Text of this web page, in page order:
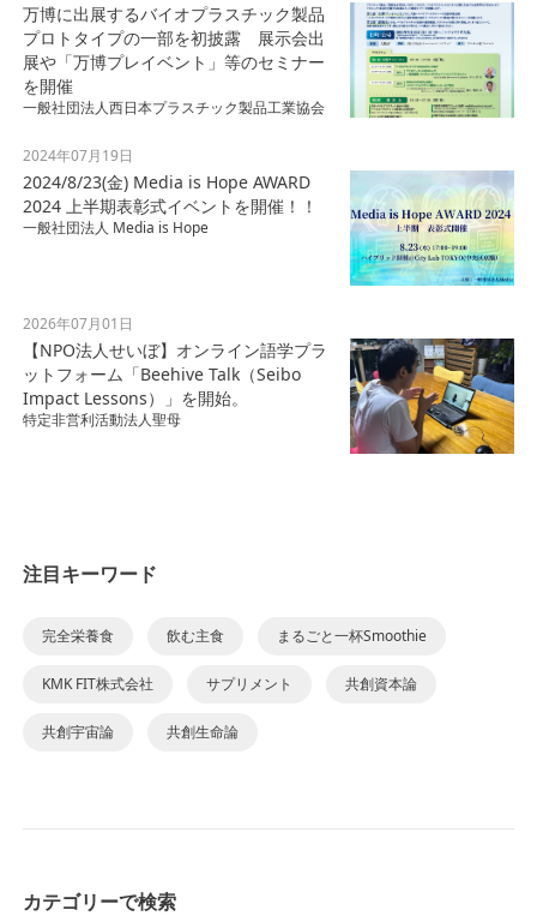
万博に出展するバイオプラスチック製品
プロトタイプの一部を初披露 展示会出
展や「万博プレイベント」等のセミナー
を開催
一般社団法人西日本プラスチック製品工業協会
2024年07月19日
2024/8/23(金) Media is Hope AWARD
2024 上半期表彰式イベントを開催！！
一般社団法人 Media is Hope
2026年07月01日
【NPO法人せいぼ】オンライン語学プラ
ットフォーム「Beehive Talk（Seibo
Impact Lessons）」を開始。
特定非営利活動法人聖母
注目キーワード
完全栄養食 飲む主食 まるごと一杯Smoothie
KMK FIT株式会社 サプリメント 共創資本論
共創宇宙論 共創生命論
カテゴリーで検索